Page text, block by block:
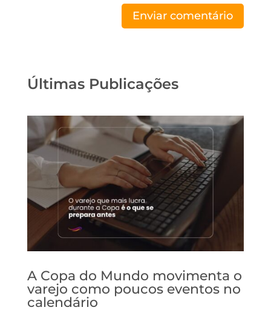
Enviar comentário
Últimas Publicações
A Copa do Mundo movimenta o
varejo como poucos eventos no
calendário